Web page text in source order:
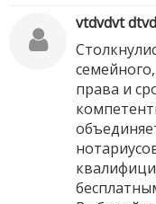
vtdvdvt
права и